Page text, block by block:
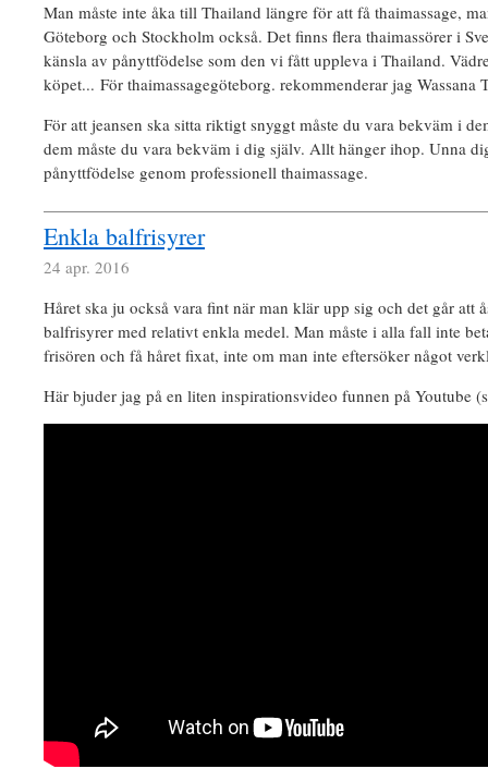
Man måste inte åka till Thailand längre för att få thaimassage,
Göteborg och Stockholm också. Det finns flera thaimassörer i
känsla av pånyttfödelse som den vi fått uppleva i Thailand.
köpet... För thaimassagegöteborg. rekommenderar jag Wassana
För att jeansen ska sitta riktigt snyggt måste du vara bekväm i
dem måste du vara bekväm i dig själv. Allt hänger ihop. Unna
pånyttfödelse genom professionell thaimassage.
Enkla balfrisyrer
24 apr. 2016
Håret ska ju också vara fint när man klär upp sig och det går att
balfrisyrer med relativt enkla medel. Man måste i alla fall inte
frisören och få håret fixat, inte om man inte eftersöker något
Här bjuder jag på en liten inspirationsvideo funnen på Youtube